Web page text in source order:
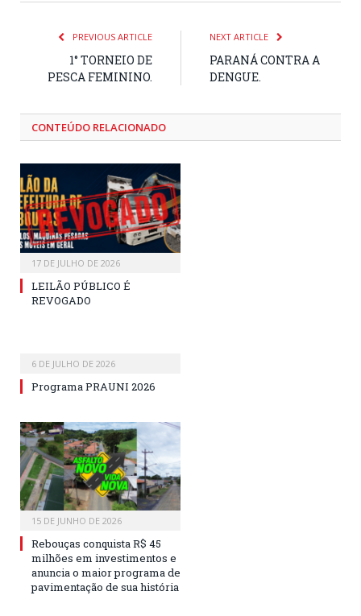
PREVIOUS ARTICLE
1° TORNEIO DE
PESCA FEMININO.
NEXT ARTICLE
PARANÁ CONTRA A
DENGUE.
CONTEÚDO RELACIONADO
17 DE JULHO DE 2026
LEILÃO PÚBLICO É
REVOGADO
6 DE JULHO DE 2026
Programa PRAUNI 2026
15 DE JUNHO DE 2026
Rebouças conquista R$ 45
milhões em investimentos e
anuncia o maior programa de
pavimentação de sua história